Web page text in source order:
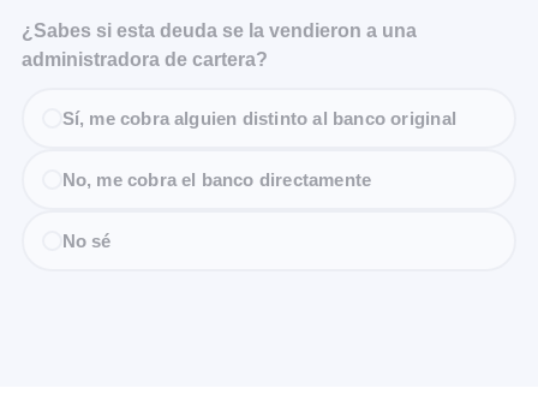
¿Sabes si esta deuda se la vendieron a una
administradora de cartera?
Sí, me cobra alguien distinto al banco original
No, me cobra el banco directamente
No sé